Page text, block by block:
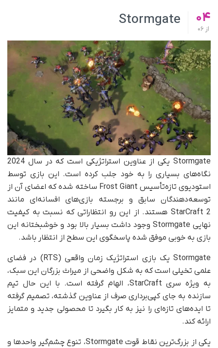
04
از
Stormgate
Stormgate یکی از عناوین استراتژیکی است که در سال 2024
نگاه‌های بسیاری را به خود جلب کرده است. این بازی توسط
استودیوی تازه‌تأسیس Frost Giant ساخته شده که اعضای آن از
توسعه‌دهندگان سابق و برجسته بازی‌های افسانه‌ای مانند
StarCraft 2 هستند. از این رو انتظاراتی که نسبت به کیفیت
نهایی Stormgate وجود داشت بسیار بالا بود و خوشبختانه این
بازی به خوبی موفق شده پاسخگوی این سطح از انتظار باشد.
Stormgate یک بازی استراتژیک زمان واقعی (RTS) در فضای
علمی تخیلی است که به شکل واضحی از میراث بزرگان این سبک،
به ویژه سری StarCraft، الهام گرفته است. با این حال تیم
سازنده به جای کپی‌برداری صرف از عناوین گذشته، تصمیم گرفته
تا ایده‌های تازه‌ای را نیز به کار بگیرد تا محصولی جدید و متمایز
ارائه کند.
یکی از بزرگ‌ترین نقاط قوت Stormgate، تنوع چشم‌گیر واحدها و